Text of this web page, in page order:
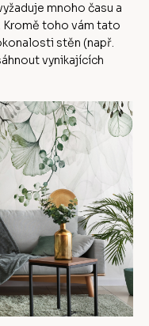
mnoho času a
Kromě toho vám tato
stěn (např.
vynikajících